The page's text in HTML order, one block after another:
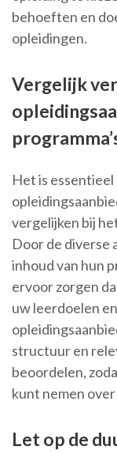
behoeften en
opleidingen.
Vergelijk
Het is
vergelijken bij
Door de diverse
inhoud van hun
ervoor zorgen
uw leerdoelen
structuur en
beoordelen,
kunt nemen
Let op de